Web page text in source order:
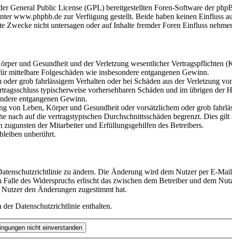
General Public License (GPL) bereitgestellten Foren-Software der
www.phpbb.de zur Verfügung gestellt. Beide haben keinen Einfluss
Zwecke nicht untersagen oder auf Inhalte fremder Foren Einfluss
und Gesundheit und der Verletzung wesentlicher Vertragspflichten
mittelbare Folgeschäden wie insbesondere entgangenen Gewinn.
grob fahrlässigem Verhalten oder bei Schäden aus der Verletzung
typischerweise vorhersehbaren Schäden und im übrigen der
entgangenen Gewinn.
von Leben, Körper und Gesundheit oder vorsätzlichem oder grob
nach auf die vertragstypischen Durchschnittsschäden begrenzt. Dies
der Mitarbeiter und Erfüllungsgehilfen des Betreibers.
unberührt.
zu ändern. Die Änderung wird dem Nutzer per E-
des Widerspruchs erlischt das zwischen dem Betreiber und dem
den Änderungen zugestimmt hat.
Datenschutzrichtlinie enthalten.